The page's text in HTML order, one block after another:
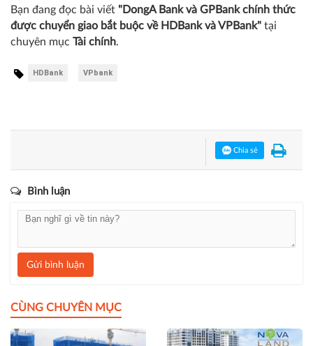
Bạn đang đọc bài viết "DongA Bank và GPBank chính thức
được chuyển giao bắt buộc về HDBank và VPBank" tại
chuyên mục Tài chính.
HDBank VPbank
Chia sẻ
Bình luận
Gửi bình luận
CÙNG CHUYÊN MỤC